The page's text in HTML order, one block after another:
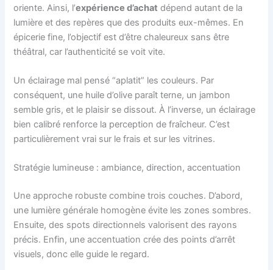
oriente. Ainsi, l’expérience d’achat dépend autant de la
lumière et des repères que des produits eux-mêmes. En
épicerie fine, l’objectif est d’être chaleureux sans être
théâtral, car l’authenticité se voit vite.
Un éclairage mal pensé “aplatit” les couleurs. Par
conséquent, une huile d’olive paraît terne, un jambon
semble gris, et le plaisir se dissout. À l’inverse, un éclairage
bien calibré renforce la perception de fraîcheur. C’est
particulièrement vrai sur le frais et sur les vitrines.
Stratégie lumineuse : ambiance, direction, accentuation
Une approche robuste combine trois couches. D’abord,
une lumière générale homogène évite les zones sombres.
Ensuite, des spots directionnels valorisent des rayons
précis. Enfin, une accentuation crée des points d’arrêt
visuels, donc elle guide le regard.